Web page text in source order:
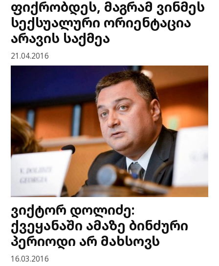
ფიქრობდეს, მაგრამ ვინმეს
სექსუალური ორიენტაცია
არავის საქმეა
21.04.2016
ვიქტორ დოლიძე:
ქვეყანაში ამაზე ბინძური
პერიოდი არ მახსოვს
16.03.2016